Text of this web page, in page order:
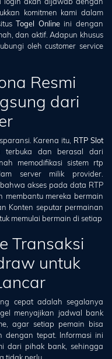
komitmen kami dalam
Togel Onlineini dengan
dan aktif. Adapun khusus
oleh customer service
Resmi
dari
Karena itu, RTP Slot
terbuka dan berasal dari
memodifikasi sistem rtp
server milik provider.
akses pada data RTP
membantu mereka bermain
Konten seputar permainan
memulai bermain di setiap
Transaksi
untuk
cepat adalah segalanya
menyajikan jadwal bank
agar setiap pemain bisa
dengan tepat. Informasi ini
dari pihak bank, sehingga
tidak perlu.